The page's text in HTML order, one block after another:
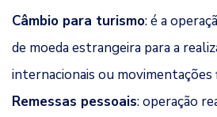
Câmbio para turismo: é a
de moeda estrangeira para a
internacionais ou movimentações
Remessas pessoais: operação